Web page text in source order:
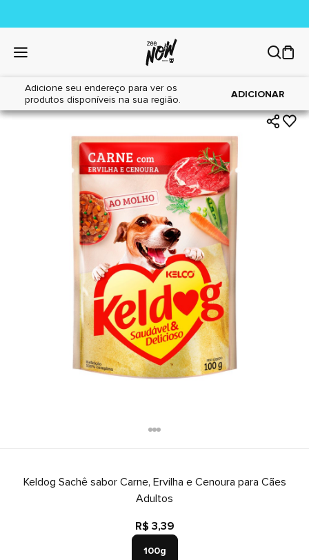
Adicione seu endereço para ver os
produtos disponíveis na sua região.
ADICIONAR
Home|Cães|Alimentos
Keldog Sachê sabor Carne, Ervilha e Cenoura para Cães
Adultos
R$ 3,39
100g